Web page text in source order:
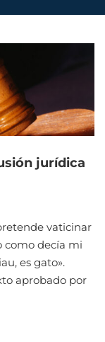
jurídica
vaticinar
como decía mi
es gato».
aprobado por